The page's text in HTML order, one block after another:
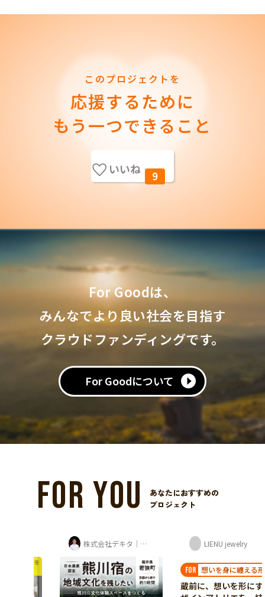
このプロジェクトを
応援するために
もう一つできること
いいね 9
For Goodは、
みんなでより良い社会を目指す
クラウドファンディングです。
For Goodについて
FOR YOU
あなたにおすすめの
プロジェクト
株式会社デキタ｜時岡壮太（山座熊川・八百... LIENU jewelry